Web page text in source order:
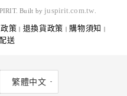
Built by juspirit.com.tw
策 | 退換貨政策 | 購物須知 |
送